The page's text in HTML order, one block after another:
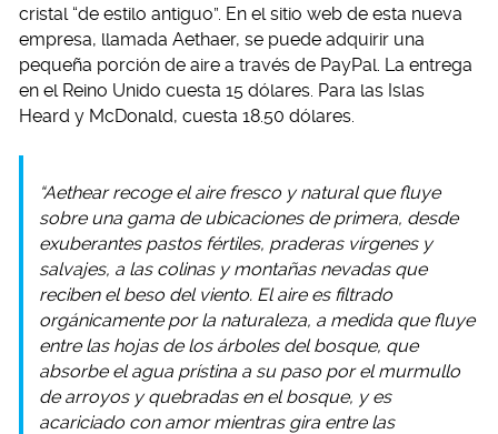
cristal “de estilo antiguo”. En el sitio web de esta nueva
empresa, llamada Aethaer, se puede adquirir una
pequeña porción de aire a través de PayPal. La entrega
en el Reino Unido cuesta 15 dólares. Para las Islas
Heard y McDonald, cuesta 18.50 dólares.
“Aethear recoge el aire fresco y natural que fluye
sobre una gama de ubicaciones de primera, desde
exuberantes pastos fértiles, praderas vírgenes y
salvajes, a las colinas y montañas nevadas que
reciben el beso del viento. El aire es filtrado
orgánicamente por la naturaleza, a medida que fluye
entre las hojas de los árboles del bosque, que
absorbe el agua prístina a su paso por el murmullo
de arroyos y quebradas en el bosque, y es
acariciado con amor mientras gira entre las